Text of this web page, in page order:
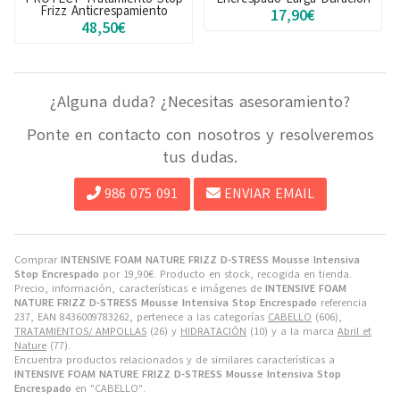
Comprar INTENSIVE FOAM NATURE FRIZZ D-STRESS Mousse Intensiva
Stop Encrespado por 19,90€. Producto en stock, recogida en tienda.
Precio, información, características e imágenes de INTENSIVE FOAM
NATURE FRIZZ D-STRESS Mousse Intensiva Stop Encrespado referencia
237, EAN 8436009783262, pertenece a las categorías CABELLO (606),
TRATAMIENTOS/ AMPOLLAS (26) y HIDRATACIÓN (10) y a la marca Abril et
Nature (77).
Encuentra productos relacionados y de similares características a
INTENSIVE FOAM NATURE FRIZZ D-STRESS Mousse Intensiva Stop
Encrespado en "CABELLO".
Frizz Anticrespamiento
48,50€
17,90€
¿Alguna duda? ¿Necesitas asesoramiento?
Ponte en contacto con nosotros y resolveremos
tus dudas.
986 075 091 ENVIAR EMAIL